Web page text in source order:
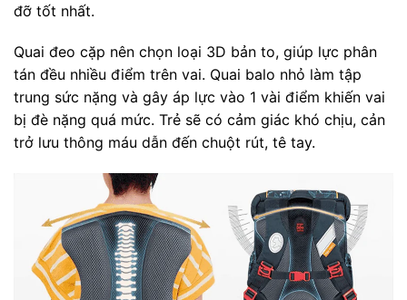
đỡ tốt nhất.
Quai đeo cặp nên chọn loại 3D bản to, giúp lực phân
tán đều nhiều điểm trên vai. Quai balo nhỏ làm tập
trung sức nặng và gây áp lực vào 1 vài điểm khiến vai
bị đè nặng quá mức. Trẻ sẽ có cảm giác khó chịu, cản
trở lưu thông máu dẫn đến chuột rút, tê tay.